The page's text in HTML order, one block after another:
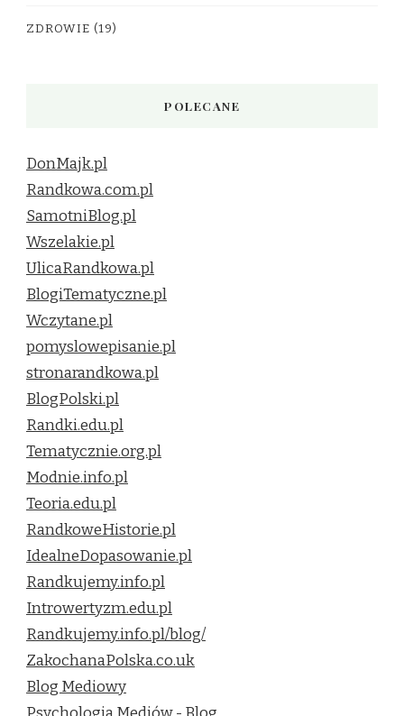
ZDROWIE (19)
POLECANE
DonMajk.pl
Randkowa.com.pl
SamotniBlog.pl
Wszelakie.pl
UlicaRandkowa.pl
BlogiTematyczne.pl
Wczytane.pl
pomyslowepisanie.pl
stronarandkowa.pl
BlogPolski.pl
Randki.edu.pl
Tematycznie.org.pl
Modnie.info.pl
Teoria.edu.pl
RandkoweHistorie.pl
IdealneDopasowanie.pl
Randkujemy.info.pl
Introwertyzm.edu.pl
Randkujemy.info.pl/blog/
ZakochanaPolska.co.uk
Blog Mediowy